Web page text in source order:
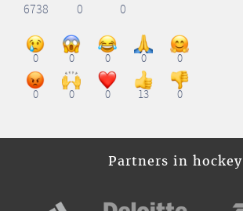
6738 0 0
0 0 0 0 0
0 0 0 13 0
Partners in hockey